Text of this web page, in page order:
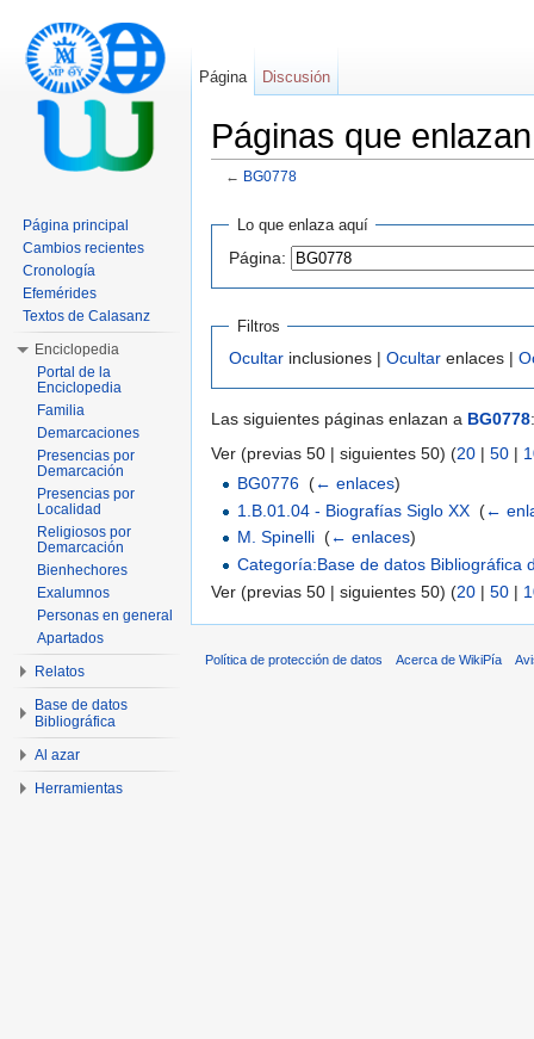
Páginas que
← BG0778
Lo que enlaza aquí
Página:
Filtros
Ocultar inclusiones | Ocultar enlaces |
Las siguientes páginas enlazan a BG0778:
Ver (previas 50 | siguientes 50) (20 | 50 |
BG0776 (← enlaces)
1.B.01.04 - Biografías Siglo XX (←
M. Spinelli (← enlaces)
Categoría:Base de datos Bibliográfica
Ver (previas 50 | siguientes 50) (20 | 50 |
Página Discusión
Página principal
Cambios recientes
Cronología
Efemérides
Textos de Calasanz
Enciclopedia
Portal de la
Enciclopedia
Familia
Demarcaciones
Presencias por
Demarcación
Presencias por
Localidad
Religiosos por
Demarcación
Bienhechores
Exalumnos
Personas en general
Apartados
Relatos
Base de datos
Bibliográfica
Al azar
Herramientas
Política de protección de datos Acerca de WikiPía